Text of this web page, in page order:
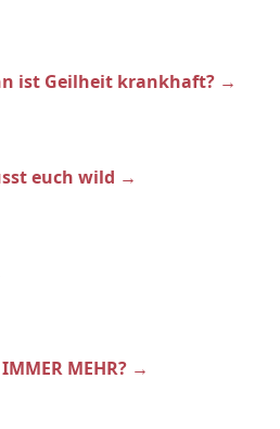
ist Geilheit krankhaft? →
euch wild →
MEHR? →